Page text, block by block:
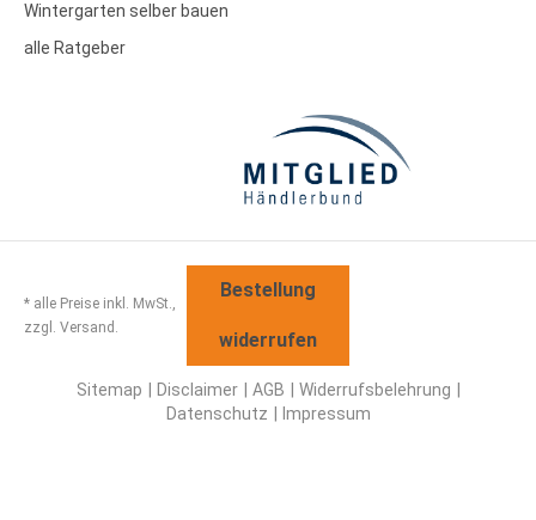
Wintergarten selber bauen
alle Ratgeber
* alle Preise inkl. MwSt.,
zzgl. Versand.
Bestellung
widerrufen
Sitemap Disclaimer AGB
Widerrufsbelehrung
Datenschutz
Impressum